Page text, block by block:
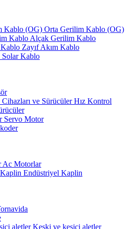
Orta Gerilim Kablo (OG)
Alçak Gerilim Kablo
Zayıf Akım Kablo
Solar Kablo
Hız Kontrol
Servo Motor
Ac Motorlar
Endüstriyel Kaplin
Keski ve kesici aletler